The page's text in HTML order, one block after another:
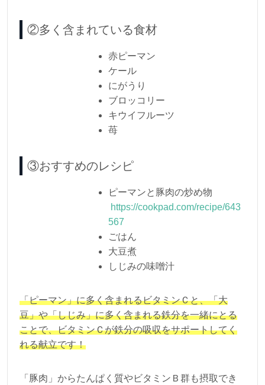
②多く含まれている食材
赤ピーマン
ケール
にがうり
ブロッコリー
キウイフルーツ
苺
③おすすめのレシピ
ピーマンと豚肉の炒め物
https://cookpad.com/recipe/643
567
ごはん
大豆煮
しじみの味噌汁
「ピーマン」に多く含まれるビタミンＣと、「大
豆」や「しじみ」に多く含まれる鉄分を一緒にとる
ことで、ビタミンＣが鉄分の吸収をサポートしてく
れる献立です！
「豚肉」からたんぱく質やビタミンＢ群も摂取でき